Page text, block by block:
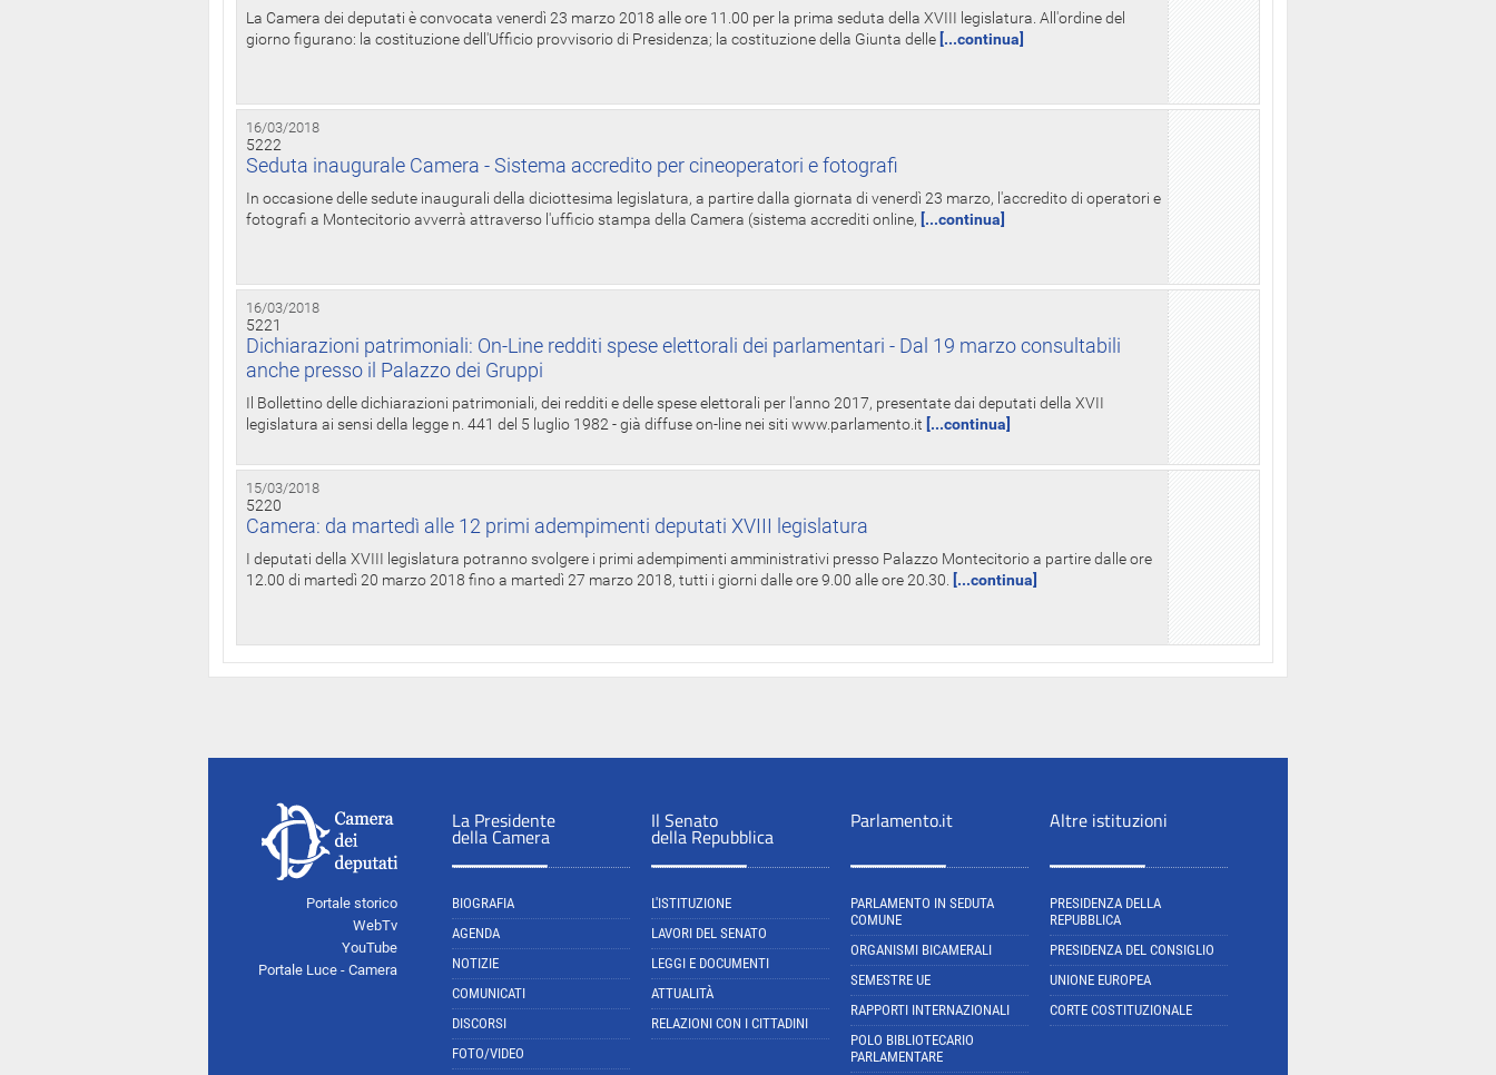
La Camera dei deputati è convocata venerdì 23 marzo 2018 alle ore 11.00 per la prima seduta della XVIII legislatura. All'ordine del
giorno figurano: la costituzione dell'Ufficio provvisorio di Presidenza; la costituzione della Giunta delle [...continua]
16/03/2018
5222
Seduta inaugurale Camera - Sistema accredito per cineoperatori e fotografi
In occasione delle sedute inaugurali della diciottesima legislatura, a partire dalla giornata di venerdì 23 marzo, l'accredito di operatori e
fotografi a Montecitorio avverrà attraverso l'ufficio stampa della Camera (sistema accrediti online, [...continua]
16/03/2018
5221
Dichiarazioni patrimoniali: On-Line redditi spese elettorali dei parlamentari - Dal 19 marzo consultabili
anche presso il Palazzo dei Gruppi
Il Bollettino delle dichiarazioni patrimoniali, dei redditi e delle spese elettorali per l'anno 2017, presentate dai deputati della XVII
legislatura ai sensi della legge n. 441 del 5 luglio 1982 - già diffuse on-line nei siti www.parlamento.it [...continua]
15/03/2018
5220
Camera: da martedì alle 12 primi adempimenti deputati XVIII legislatura
I deputati della XVIII legislatura potranno svolgere i primi adempimenti amministrativi presso Palazzo Montecitorio a partire dalle ore
12.00 di martedì 20 marzo 2018 fino a martedì 27 marzo 2018, tutti i giorni dalle ore 9.00 alle ore 20.30.
[...continua]
Portale storico
WebTv
YouTube
Portale Luce - Camera
La Presidente
della Camera
BIOGRAFIA
AGENDA
NOTIZIE
COMUNICATI
DISCORSI
FOTO/VIDEO
Il Senato
della Repubblica
L'ISTITUZIONE
LAVORI DEL SENATO
LEGGI E DOCUMENTI
ATTUALITÀ
RELAZIONI CON I CITTADINI
Parlamento.it
PARLAMENTO IN SEDUTA
COMUNE
ORGANISMI BICAMERALI
SEMESTRE UE
RAPPORTI INTERNAZIONALI
POLO BIBLIOTECARIO
PARLAMENTARE
Altre istituzioni
PRESIDENZA DELLA
REPUBBLICA
PRESIDENZA DEL CONSIGLIO
UNIONE EUROPEA
CORTE COSTITUZIONALE